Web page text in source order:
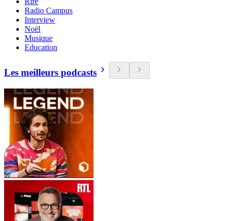
Radio Campus
Interview
Noël
Musique
Education
Les meilleurs podcasts